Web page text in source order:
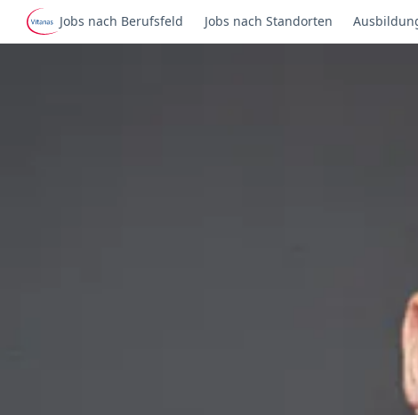
Jobs nach Berufsfeld Jobs nach Standorten